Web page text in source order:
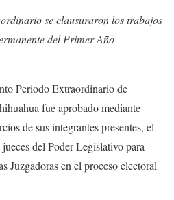
se clausuraron los trabajos
del Primer Año
Periodo Extraordinario de
fue aprobado mediante
de sus integrantes presentes, el
del Poder Legislativo para
Juzgadoras en el proceso electoral